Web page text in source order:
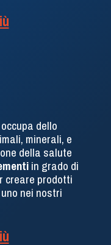
dello
minerali, e
della salute
in grado di
creare prodotti
nei nostri